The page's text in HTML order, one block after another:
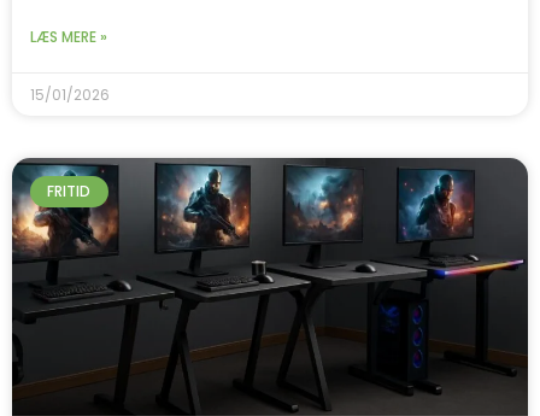
LÆS MERE »
15/01/2026
FRITID